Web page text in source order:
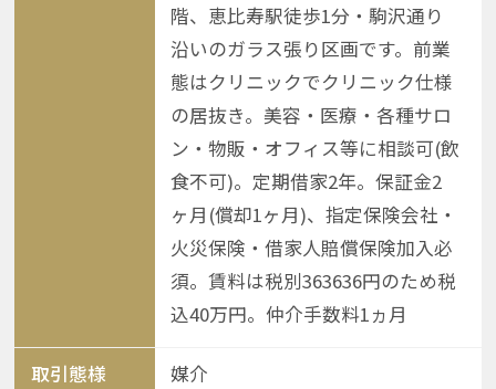
階、恵比寿駅徒歩1分・駒沢通り
沿いのガラス張り区画です。前業
態はクリニックでクリニック仕様
の居抜き。美容・医療・各種サロ
ン・物販・オフィス等に相談可(飲
食不可)。定期借家2年。保証金2
ヶ月(償却1ヶ月)、指定保険会社・
火災保険・借家人賠償保険加入必
須。賃料は税別363636円のため税
込40万円。仲介手数料1ヵ月
取引態様 媒介